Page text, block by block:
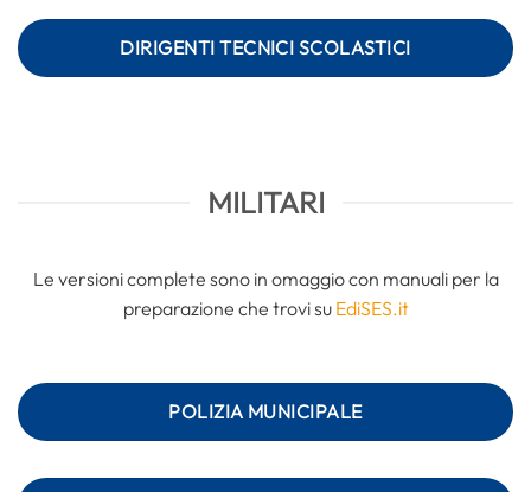
DIRIGENTI TECNICI SCOLASTICI
MILITARI
Le versioni complete sono in omaggio con manuali per la
preparazione che trovi su EdiSES.it
POLIZIA MUNICIPALE